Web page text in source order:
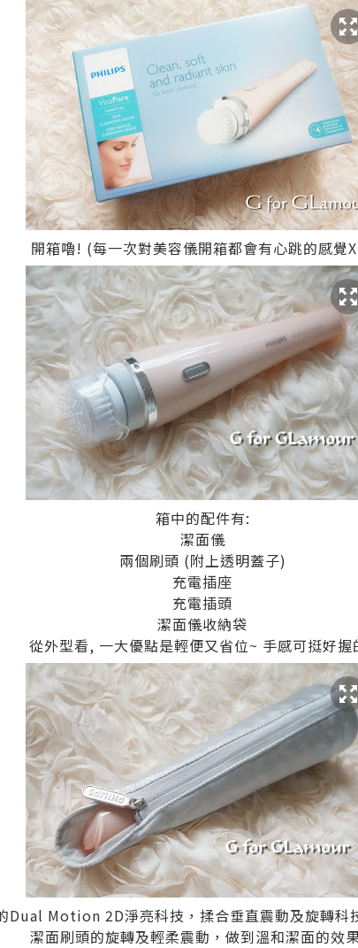
開箱嚕! (每一次對美容儀開箱都會有心跳的感覺
箱中的配件有:
潔面儀
兩個刷頭 (附上透明蓋子)
充電插座
充電插頭
潔面儀收納袋
從外型看, 一大優點是輕便又省位~ 手感可挺好握
Dual Motion 2D淨亮科技，揉合垂直震動及旋轉科
潔面刷頭的旋轉及輕柔震動，做到溫和潔面的效